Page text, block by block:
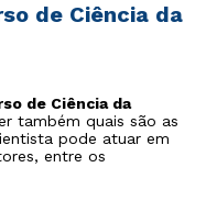
de Ciência da
de Ciência da
também quais são as
pode atuar em
entre os